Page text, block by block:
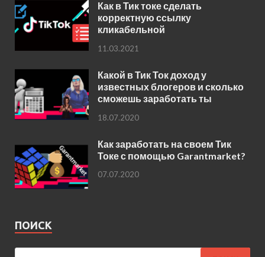
Как в Тик токе сделать
корректную ссылку
кликабельной
11.03.2021
Какой в Тик Ток доход у
известных блогеров и сколько
сможешь заработать ты
18.07.2020
Как заработать на своем Тик
Токе с помощью Garantmarket?
07.07.2020
ПОИСК